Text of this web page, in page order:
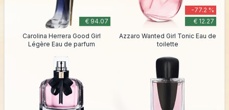
€ 94.07
Carolina Herrera Good Girl
Légère Eau de parfum
-77.2 %
€ 12.27
Azzaro Wanted Girl Tonic Eau de
toilette